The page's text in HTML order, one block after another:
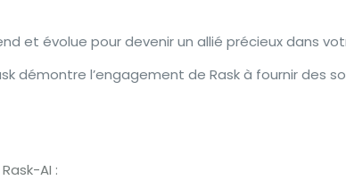
et évolue pour devenir un allié précieux dans
démontre l’engagement de Rask à fournir des
AI :